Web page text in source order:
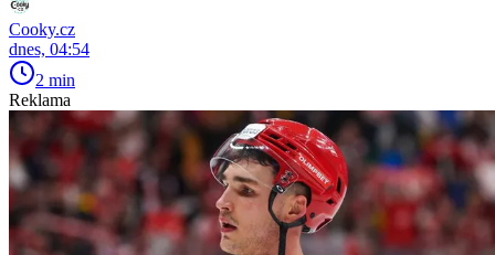
Cooky.cz
dnes, 04:54
2 min
Reklama